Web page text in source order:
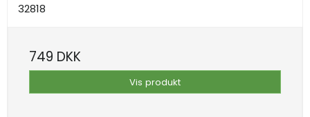
32818
749 DKK
Vis produkt